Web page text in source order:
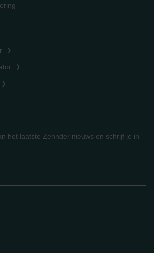
het laatste Zehnder nieuws en schrijf je in